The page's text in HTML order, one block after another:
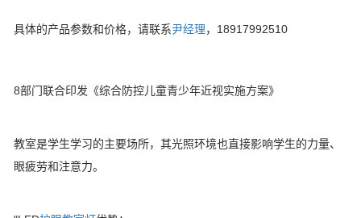
具体的产品参数和价格，请联系尹经理，18917992510
8部门联合印发《综合防控儿童青少年近视实施方案》
教室是学生学习的主要场所，其光照环境也直接影响学生的力量、
眼疲劳和注意力。